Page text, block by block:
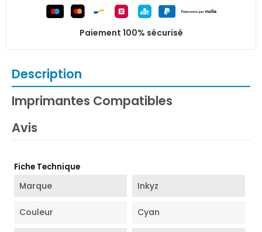
Paiement 100% sécurisé
Description
Imprimantes Compatibles
Avis
Fiche Technique
Marque Inkyz
Couleur Cyan